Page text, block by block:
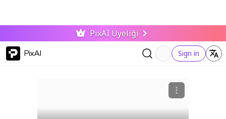
PixAI Üyeliği
PixAI Sign in